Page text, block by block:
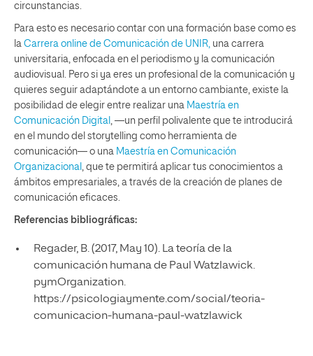
circunstancias.
Para esto es necesario contar con una formación base como es
la Carrera online de Comunicación de UNIR, una carrera
universitaria, enfocada en el periodismo y la comunicación
audiovisual. Pero si ya eres un profesional de la comunicación y
quieres seguir adaptándote a un entorno cambiante, existe la
posibilidad de elegir entre realizar una Maestría en
Comunicación Digital , —un perfil polivalente que te introducirá
en el mundo del storytelling como herramienta de
comunicación— o una Maestría en Comunicación
Organizacional , que te permitirá aplicar tus conocimientos a
ámbitos empresariales, a través de la creación de planes de
comunicación eficaces.
Referencias bibliográficas:
Regader, B. (2017, May 10). La teoría de la
comunicación humana de Paul Watzlawick.
pymOrganization.
https://psicologiaymente.com/social/teoria-
comunicacion-humana-paul-watzlawick